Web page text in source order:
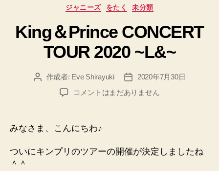
カ
ゴ
リ
ー
ジャニーズ をたく 未分類
King＆Prince CONCERT
TOUR 2020 ~L&~
投 作成者: Eve Shirayuki
投
稿
日
2020年7月30日
King
CONCERT
TOUR
~L&~
コメントはまだありません
みなさま、こんにちわ♪
ついにキンプリのツアーの開催が決定しましたね
＾＾